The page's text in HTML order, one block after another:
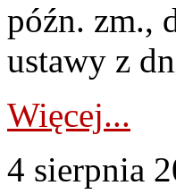
późn. zm.,
ustawy z
Więcej...
4 sierpnia